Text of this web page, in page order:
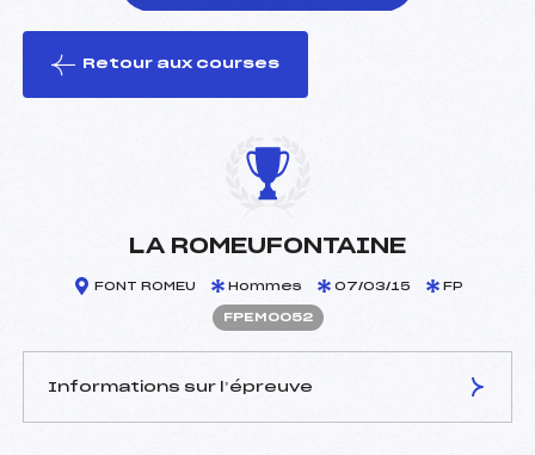
le ski
Retour aux courses
LA ROMEUFONTAINE
FONT ROMEU Hommes 07/03/15 FP
FPEM0052
Informations sur l’épreuve